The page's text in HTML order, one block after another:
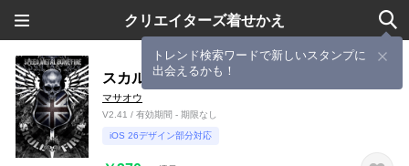
クリエイターズ着せかえ
トレンド検索ワードで新しいスタンプに
出会えるかも！
スカルファイヤー 4
マサオウ
V2.41 / 有効期間 - 期限なし
iOS 26デザイン部分対応